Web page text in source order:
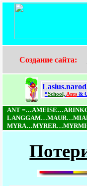
Создание сайта:
“School, Ants&
ANT